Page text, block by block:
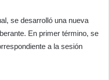
se desarrolló una nueva
En primer término, se
a la sesión